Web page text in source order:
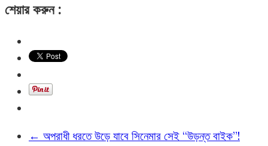
শেয়ার করুন :
← অপরাধী ধরতে উড়ে যাবে সিনেমার সেই “উড়ন্ত বাইক”!